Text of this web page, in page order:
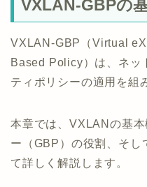
VXLAN-GBPの
VXLAN-GBP（Virtual
Based Policy）は、ネッ
ティポリシーの適用を組
本章では、VXLANの基
ー（GBP）の役割、そし
て詳しく解説します。